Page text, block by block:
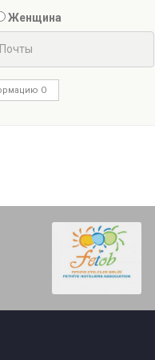
Женщина
О